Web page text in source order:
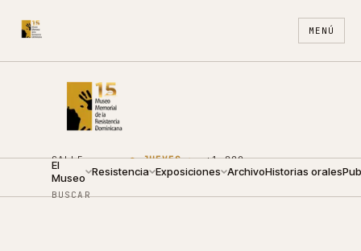
MENÚ
CALLE
ARZOBISPO
NOUEL 210
●JUEVES ·
09:00 —
+1 809
688
ES EN
El
Museo Resistencia Exposiciones ArchivoHistorias orales
BUSCAR